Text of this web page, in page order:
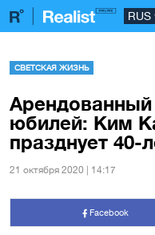
СВЕТСКАЯ ЖИЗНЬ
Арендованный
юбилей: Ким
празднует 40-
21 октября 2020 | 14:17
Facebook